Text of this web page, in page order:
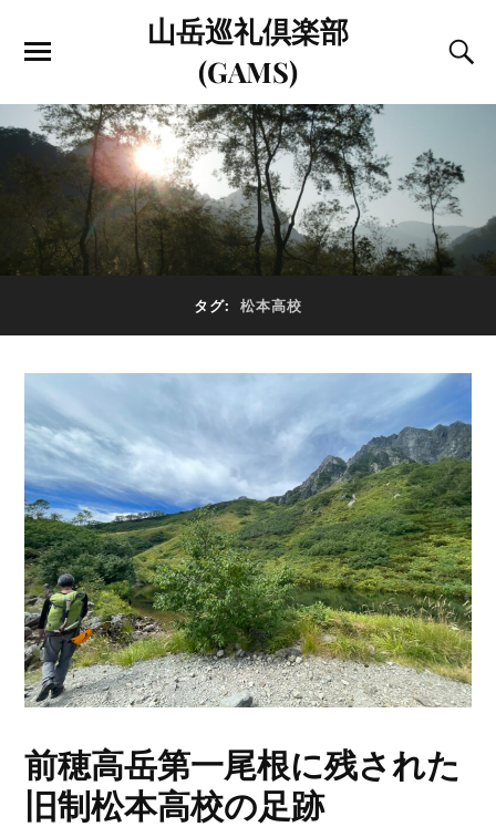
山岳巡礼倶楽部
(GAMS)
タグ: 松本高校
前穂高岳第一尾根に残された
旧制松本高校の足跡